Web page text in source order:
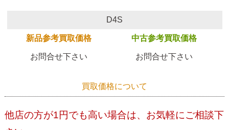
D4S
新品参考買取価格 中古参考買取価格
お問合せ下さい お問合せ下さい
買取価格について
他店の方が1円でも高い場合は、お気軽にご相談下